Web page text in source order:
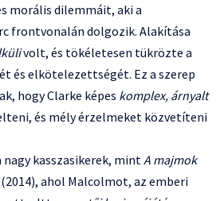
morális dilemmáit, aki a
frontvonalán dolgozik. Alakítása
volt, és tökéletesen tükrözte a
és elkötelezettségét. Ez a szerep
hogy Clarke képes komplex, árnyalt
és mély érzelmeket közvetíteni
kasszasikerek, mint A majmok
ahol Malcolmot, az emberi